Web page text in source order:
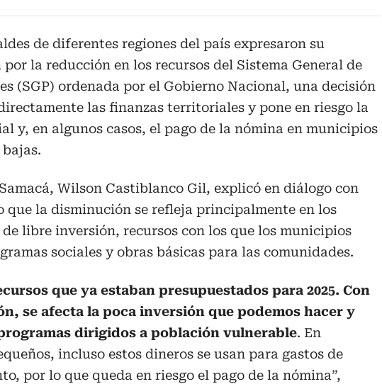
de diferentes regiones del país expresaron su
la reducción en los recursos del Sistema General de
(SGP) ordenada por el Gobierno Nacional, una decisión
las finanzas territoriales y pone en riesgo la
y, en algunos casos, el pago de la nómina en municipios
Wilson Castiblanco Gil, explicó en diálogo con
que la disminución se refleja principalmente en los
de libre inversión, recursos con los que los municipios
sociales y obras básicas para las comunidades.
que ya estaban presupuestados para 2025. Con
se afecta la poca inversión que podemos hacer y
dirigidos a población vulnerable. En
incluso estos dineros se usan para gastos de
por lo que queda en riesgo el pago de la nómina”,